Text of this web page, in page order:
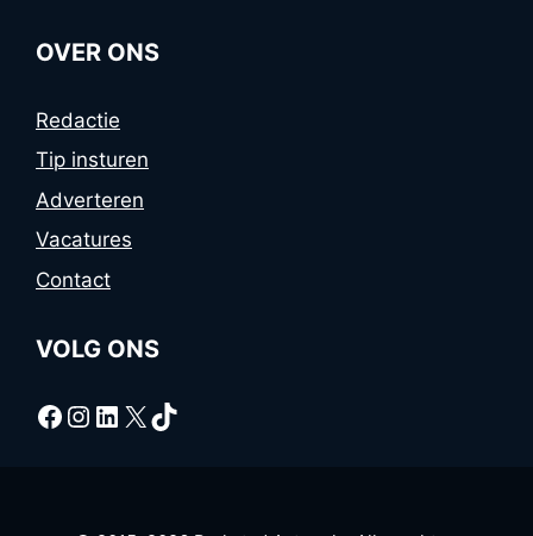
OVER ONS
Redactie
Tip insturen
Adverteren
Vacatures
Contact
VOLG ONS
Facebook
Instagram
LinkedIn
X TikTok